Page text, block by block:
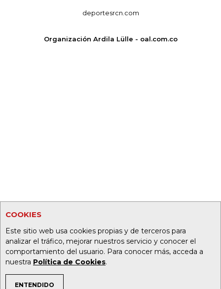
COOKIES
Este sitio web usa cookies propias y de terceros para
analizar el tráfico, mejorar nuestros servicio y conocer el
comportamiento del usuario. Para conocer más, acceda a
nuestra Política de Cookies.
ENTENDIDO
deportesrcn.com
Organización Ardila Lülle - oal.com.co